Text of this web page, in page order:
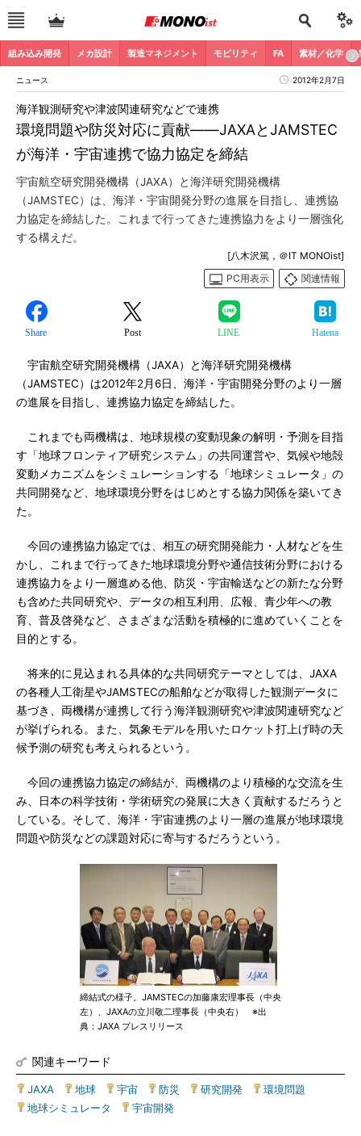
組み込み開発 メカ設計 製造マネジメント モビリティ FA 素材／化学
ニュース 2012年2月7日
環境問題や防災対応に貢献――JAXAとJAMSTEC
が海洋・宇宙連携で協力協定を締結
海洋観測研究や津波関連研究などで連携
宇宙航空研究開発機構（JAXA）と海洋研究開発機構
（JAMSTEC）は、海洋・宇宙開発分野の進展を目指し、連携協
力協定を締結した。これまで行ってきた連携協力をより一層強化
する構えだ。
[八木沢篤，＠IT MONOist]
PC用表示
関連情報
Share Post LINE Hatena
宇宙航空研究開発機構（JAXA）と海洋研究開発機構
（JAMSTEC）は2012年2月6日、海洋・宇宙開発分野のより一層
の進展を目指し、連携協力協定を締結した。
これまでも両機構は、地球規模の変動現象の解明・予測を目指
す「地球フロンティア研究システム」の共同運営や、気候や地殻
変動メカニズムをシミュレーションする「地球シミュレータ」の
共同開発など、地球環境分野をはじめとする協力関係を築いてき
た。
今回の連携協力協定では、相互の研究開発能力・人材などを生
かし、これまで行ってきた地球環境分野や通信技術分野における
連携協力をより一層進める他、防災・宇宙輸送などの新たな分野
も含めた共同研究や、データの相互利用、広報、青少年への教
育、普及啓発など、さまざまな活動を積極的に進めていくことを
目的とする。
将来的に見込まれる具体的な共同研究テーマとしては、JAXA
の各種人工衛星やJAMSTECの船舶などが取得した観測データに
基づき、両機構が連携して行う海洋観測研究や津波関連研究など
が挙げられる。また、気象モデルを用いたロケット打上げ時の天
候予測の研究も考えられるという。
今回の連携協力協定の締結が、両機構のより積極的な交流を生
み、日本の科学技術・学術研究の発展に大きく貢献するだろうと
している。そして、海洋・宇宙連携のより一層の進展が地球環境
問題や防災などの課題対応に寄与するだろうという。
締結式の様子。JAMSTECの加藤康宏理事長（中央
左）、JAXAの立川敬二理事長（中央右） ※出
典：JAXA プレスリリース
関連キーワード
JAXA 地球 宇宙 防災 研究開発 環境問題
地球シミュレータ
宇宙開発